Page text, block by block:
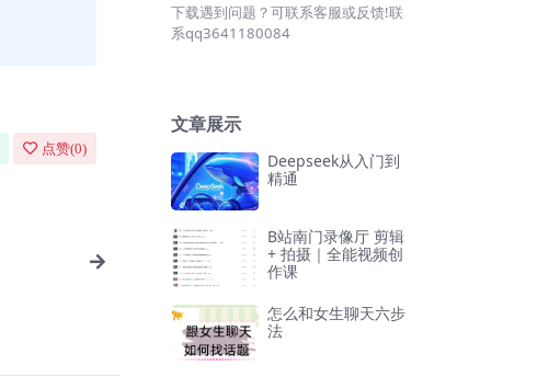
点赞(0)
下载遇到问题？可联系客服或反馈!联
系qq3641180084
文章展示
Deepseek从入门到
精通
B站南门录像厅 剪辑
+ 拍摄｜全能视频创
作课
怎么和女生聊天六步
法